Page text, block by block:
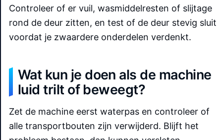
Controleer of er vuil, wasmiddelresten of slijtage
rond de deur zitten, en test of de deur stevig sluit
voordat je zwaardere onderdelen verdenkt.
Wat kun je doen als de machine
luid trilt of beweegt?
Zet de machine eerst waterpas en controleer of
alle transportbouten zijn verwijderd. Blijft het